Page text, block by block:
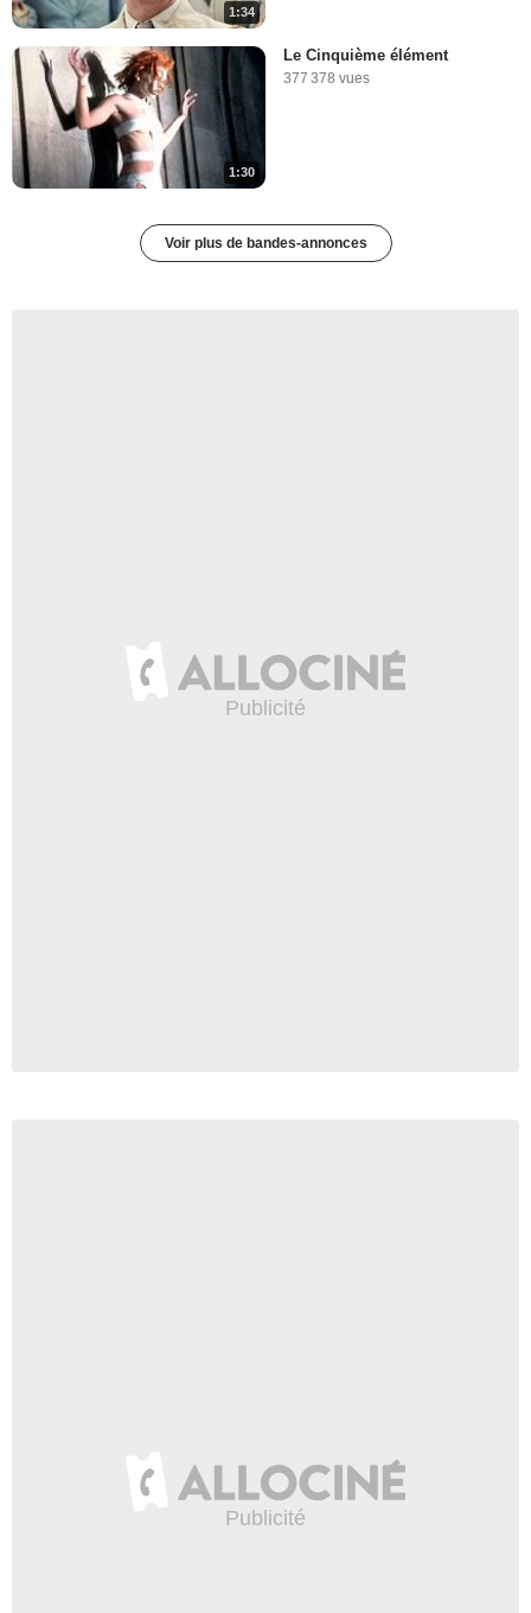
1:34
1:30
Le Cinquième élément
377 378 vues
Voir plus de bandes-annonces